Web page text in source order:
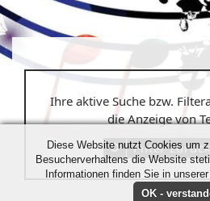
Ihre aktive Suche bzw.
die Anzeige von
Filter
Diese Website nutzt Cookies um
Besucherverhaltens die Website
Informationen finden Sie in